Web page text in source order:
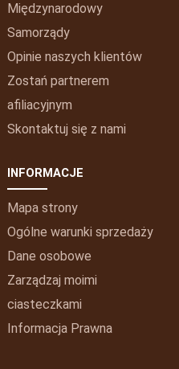
Międzynarodowy
Samorządy
Opinie naszych klientów
Zostań partnerem
afiliacyjnym
Skontaktuj się z nami
INFORMACJE
Mapa strony
Ogólne warunki sprzedaży
Dane osobowe
Zarządzaj moimi
ciasteczkami
Informacja Prawna